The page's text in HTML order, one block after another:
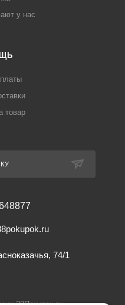
у нас
товар
74/1